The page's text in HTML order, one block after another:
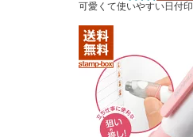
可愛くて使いやすい日付印